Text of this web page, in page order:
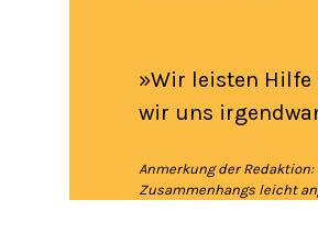
»Wir leisten Hilfe
wir uns
Anmerkung der
Zusammenhangs leicht